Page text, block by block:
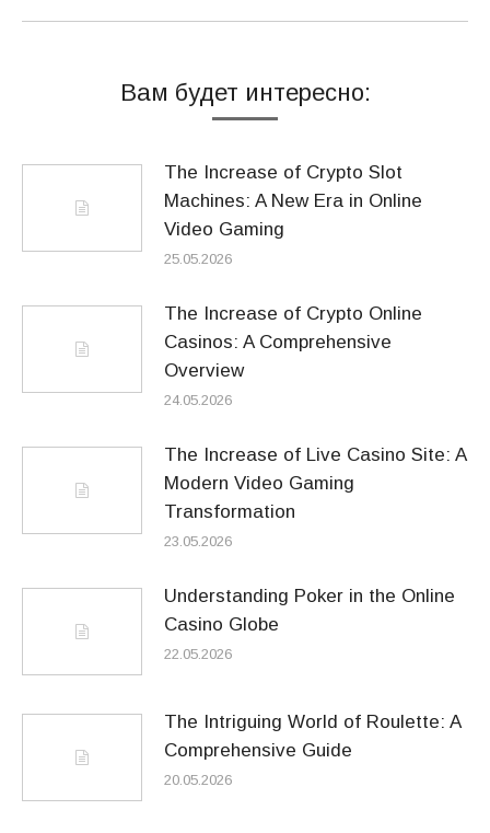
Вам будет интересно:
The Increase of Crypto Slot
Machines: A New Era in Online
Video Gaming
25.05.2026
The Increase of Crypto Online
Casinos: A Comprehensive
Overview
24.05.2026
The Increase of Live Casino Site: A
Modern Video Gaming
Transformation
23.05.2026
Understanding Poker in the Online
Casino Globe
22.05.2026
The Intriguing World of Roulette: A
Comprehensive Guide
20.05.2026